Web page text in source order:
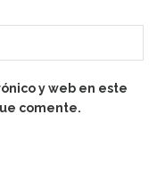
y web en este
comente.